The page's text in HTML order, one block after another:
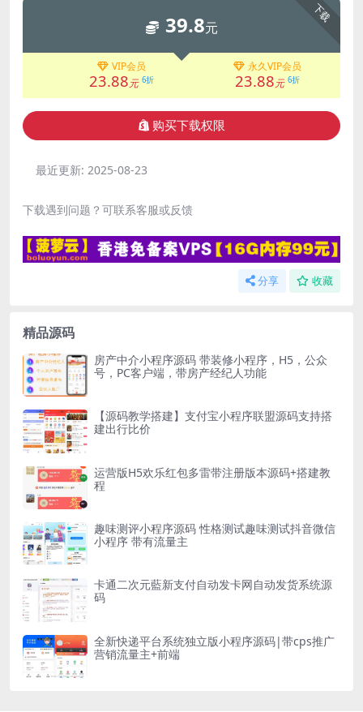
下载
39.8元
VIP会员
23.88元 6折
永久VIP会员
23.88元 6折
购买下载权限
最近更新: 2025-08-23
下载遇到问题？可联系客服或反馈
分享 收藏
精品源码
房产中介小程序源码 带装修小程序，H5，公众
号，PC客户端，带房产经纪人功能
【源码教学搭建】支付宝小程序联盟源码支持搭
建出行比价
运营版H5欢乐红包多雷带注册版本源码+搭建教
程
趣味测评小程序源码 性格测试趣味测试抖音微信
小程序 带有流量主
卡通二次元藍新支付自动发卡网自动发货系统源
码
全新快递平台系统独立版小程序源码|带cps推广
营销流量主+前端